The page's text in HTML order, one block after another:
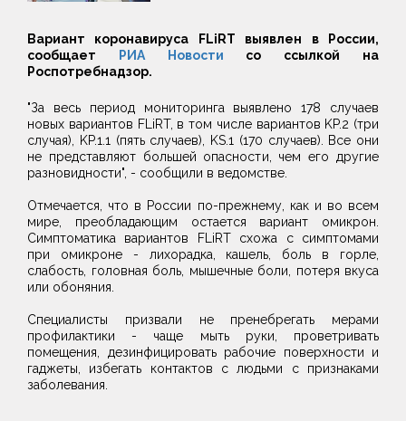
Вариант коронавируса FLiRT выявлен в России,
сообщает
РИА Новости со ссылкой на
Роспотребнадзор.
"За весь период мониторинга выявлено 178 случаев
новых вариантов FLiRT, в том числе вариантов KP.2 (три
случая), KP.1.1 (пять случаев), KS.1 (170 случаев). Все они
не представляют большей опасности, чем его другие
разновидности", - сообщили в ведомстве.
Отмечается, что в России по-прежнему, как и во всем
мире, преобладающим остается вариант омикрон.
Симптоматика вариантов FLiRT схожа с симптомами
при омикроне - лихорадка, кашель, боль в горле,
слабость, головная боль, мышечные боли, потеря вкуса
или обоняния.
Специалисты призвали не пренебрегать мерами
профилактики - чаще мыть руки, проветривать
помещения, дезинфицировать рабочие поверхности и
гаджеты, избегать контактов с людьми с признаками
заболевания.